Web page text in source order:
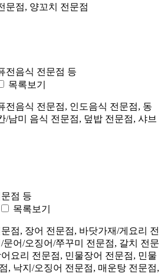
문점, 양꼬치 전문점
전음식 전문점 등
목록보기
전음식 전문점, 인도음식 전문점, 동
/남미 음식 전문점, 덮밥 전문점, 샤브
점 등
목록보기
점, 장어 전문점, 바닷가재/게요리 전
문어/오징어/쭈꾸미 전문점, 갈치 전문
요리 전문점, 민물장어 전문점, 민물
, 낙지/오징어 전문점, 매운탕 전문점,